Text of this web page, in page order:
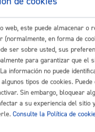
resolución y
3 meses Plazo legal:3
silencio:Negativo
web, este puede almacenar o
(normalmente, en forma de
ser sobre usted, sus
para garantizar que el
información no puede
tipos de cookies.
Sin embargo, bloquear
a su experiencia del sitio
Consulte la Política de